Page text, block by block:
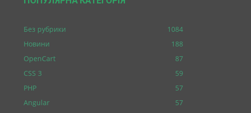
Без рубрики
1084
Новини
188
OpenCart
87
CSS 3
59
PHP
57
Angular
57